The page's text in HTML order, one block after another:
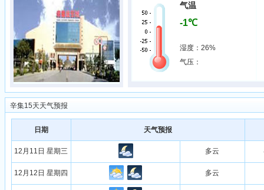
气温
-1℃
湿度：26%
气压：
辛集15天天气预报
日期 天气预报
12月11日 星期三 多云
12月12日 星期四 多云